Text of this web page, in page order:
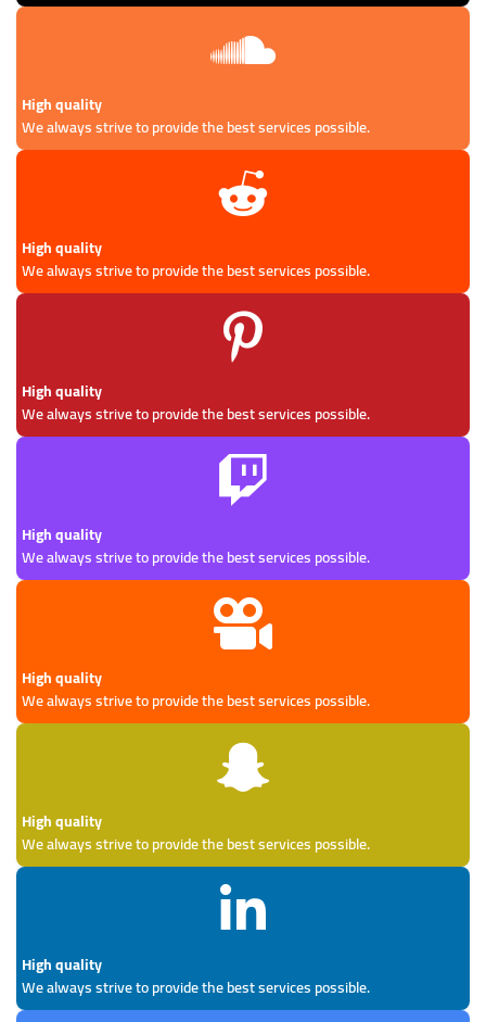
High quality
We always strive to provide the best services possible.
High quality
We always strive to provide the best services possible.
High quality
We always strive to provide the best services possible.
High quality
We always strive to provide the best services possible.
High quality
We always strive to provide the best services possible.
High quality
We always strive to provide the best services possible.
High quality
We always strive to provide the best services possible.